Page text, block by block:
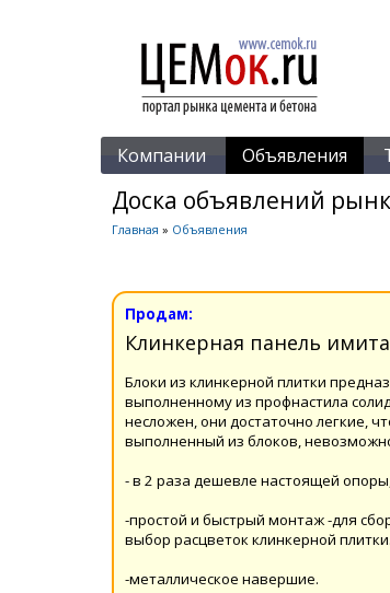
Компании Объявления
Доска объявлений
Главная » Объявления
Продам:
Клинкерная панель
Блоки из клинкерной плитки
выполненному из профнастила
несложен, они достаточно легкие,
выполненный из блоков,
- в 2 раза дешевле настоящей
-простой и быстрый монтаж -для
выбор расцветок клинкерной плитки.
-металлическое навершие.